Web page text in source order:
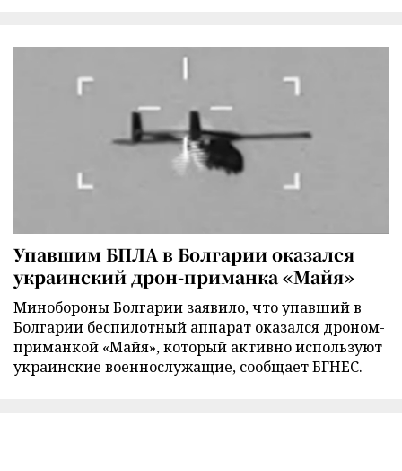
Упавшим БПЛА в Болгарии оказался
украинский дрон-приманка «Майя»
Минобороны Болгарии заявило, что упавший в
Болгарии беспилотный аппарат оказался дроном-
приманкой «Майя», который активно используют
украинские военнослужащие, сообщает БГНЕС.